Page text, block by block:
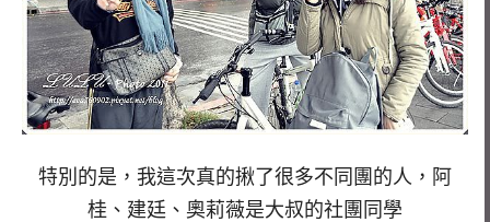
特別的是，我這次真的揪了很多不同團的人，阿
桂、建廷、奧莉薇是大叔的社團同學